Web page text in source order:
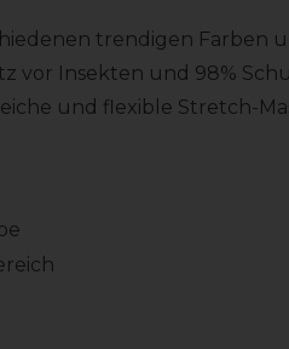
trendigen Farben
vor Insekten und 98%
und flexible Stretch-